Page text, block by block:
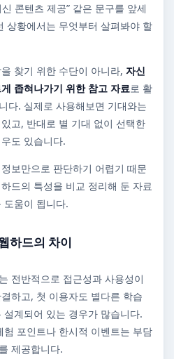
콘텐츠 제공” 같은 문구를 앞세
상황에서는 무엇부터 살펴봐야 할
찾기 위한 수단이 아니라, 자신
좁혀나가기 위한 참고 자료로 활
다. 실제로 사용해보면 기대와는
고, 반대로 별 기대 없이 선택한
도 있습니다.
보만으로 판단하기 어렵기 때문
드의 특성을 비교 정리해 둔 자료
도움이 됩니다.
하드의 차이
전반적으로 접근성과 사용성이
하고, 첫 이용자도 별다른 학습
계되어 있는 경우가 많습니다.
포인트나 한시적 이벤트는 부담
제공합니다.